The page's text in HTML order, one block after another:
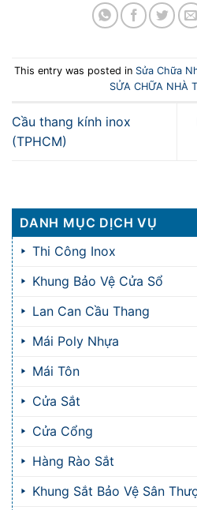
This entry was posted in Sửa Chữa
SỬA CHỮA NHÀ
Cầu thang kính inox
(TPHCM)
DANH MỤC DỊCH VỤ
Thi Công Inox
Khung Bảo Vệ Cửa Sổ
Lan Can Cầu Thang
Mái Poly Nhựa
Mái Tôn
Cửa Sắt
Cửa Cổng
Hàng Rào Sắt
Khung Sắt Bảo Vệ Sân